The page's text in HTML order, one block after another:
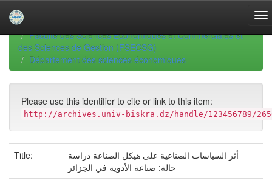
navigationUniversity of Biskra Repository
Faculté des Sciences Economiques et Commerciales et
des Sciences de Gestion (FSECSG)
Département des sciences économiques
Please use this identifier to cite or link to this item:
http://archives.univ-biskra.dz/handle/123456789/
Title:
أثر السياسات الصناعية على هيكل الصناعة دراسة
حالة: صناعة الأدوية في الجزائر